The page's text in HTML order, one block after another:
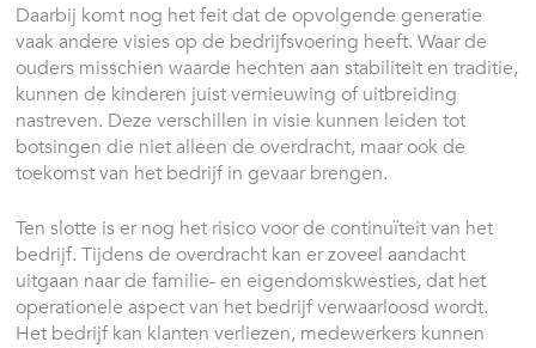
Daarbij komt nog het feit dat de opvolgende generatie
vaak andere visies op de bedrijfsvoering heeft. Waar de
ouders misschien waarde hechten aan stabiliteit en traditie,
kunnen de kinderen juist vernieuwing of uitbreiding
nastreven. Deze verschillen in visie kunnen leiden tot
botsingen die niet alleen de overdracht, maar ook de
toekomst van het bedrijf in gevaar brengen.
Ten slotte is er nog het risico voor de continuïteit van het
bedrijf. Tijdens de overdracht kan er zoveel aandacht
uitgaan naar de familie- en eigendomskwesties, dat het
operationele aspect van het bedrijf verwaarloosd wordt.
Het bedrijf kan klanten verliezen, medewerkers kunnen